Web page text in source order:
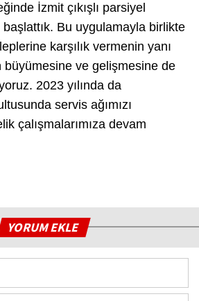
İzmit çıkışlı parsiyel
Bu uygulamayla birlikte
karşılık vermenin yanı
büyümesine ve gelişmesine de
2023 yılında da
servis ağımızı
çalışmalarımıza devam
YORUM EKLE